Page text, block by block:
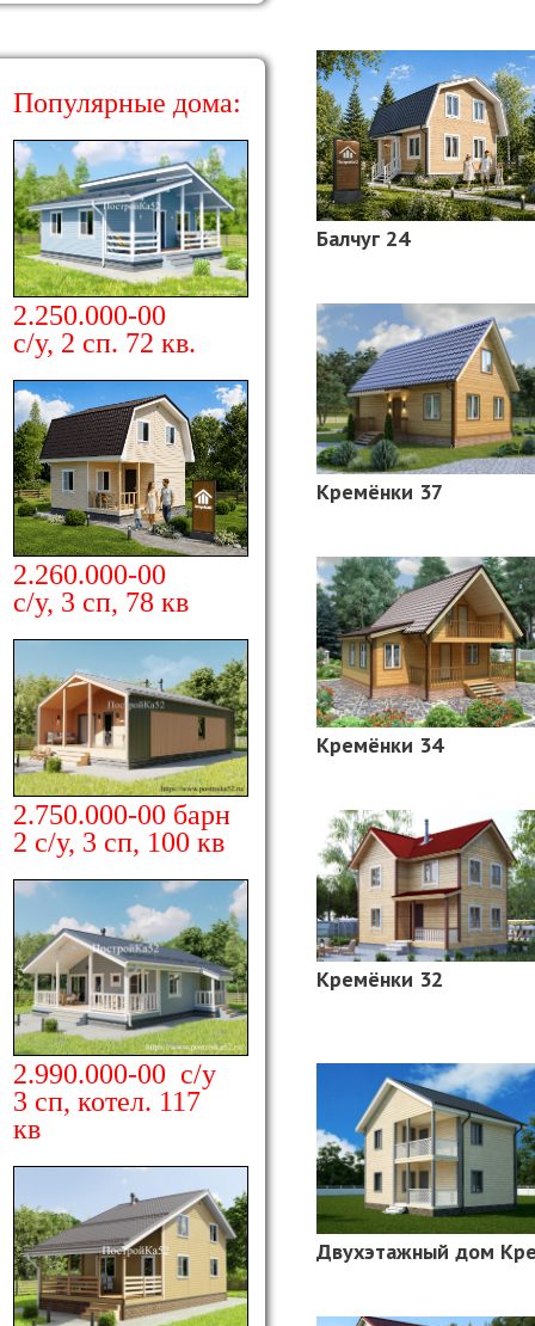
Балчуг 24
Кремёнки 37
Кремёнки 34
Кремёнки 32
Двухэтажный дом
Популярные дома:
2.250.000-00
с/у, 2 сп. 72 кв.
2.260.000-00
с/у, 3 сп, 78 кв
2.750.000-00 барн
2 с/у, 3 сп, 100 кв
2.990.000-00 с/у
3 сп, котел. 117
кв